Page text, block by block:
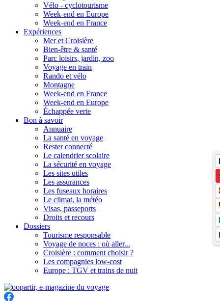
Vélo - cyclotourisme
Week-end en Europe
Week-end en France
Expériences
Mer et Croisière
Bien-être & santé
Parc loisirs, jardin, zoo
Voyage en train
Rando et vélo
Montagne
Week-end en France
Week-end en Europe
Échappée verte
Bon à savoir
Annuaire
La santé en voyage
Rester connecté
Le calendrier scolaire
La sécurité en voyage
Les sites utiles
Les assurances
Les fuseaux horaires
Le climat, la météo
Visas, passeports
Droits et recours
Dossiers
Tourisme responsable
Voyage de noces : où aller...
Croisière : comment choisir ?
Les compagnies low-cost
Europe : TGV et trains de nuit